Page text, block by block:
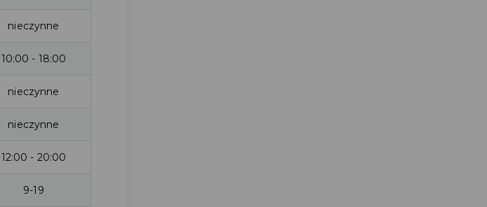
nieczynne
10:00 - 18:00
nieczynne
nieczynne
12:00 - 20:00
9-19